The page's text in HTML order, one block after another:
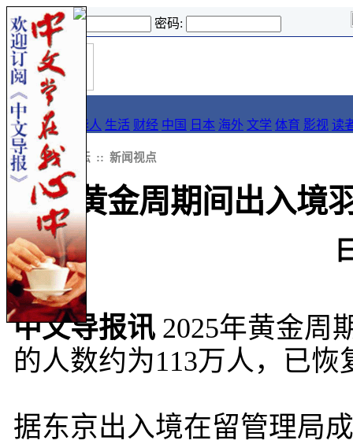
登录名: 密码:
首
页
导报
要闻 论坛 华人 生活 财经 中国 日本 海外 文学 体育 影视 读
::导报:: 论坛 :: 新闻视点
黄金周期间出入境
中文导报讯 2025年黄金周
的人数约为113万人，已恢
据东京出入境在留管理局